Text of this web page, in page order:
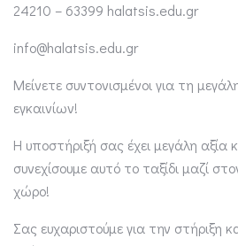
24210 – 63399 halatsis.edu.gr
info@halatsis.edu.gr
Μείνετε συντονισμένοι για τη
εγκαινίων!
Η υποστήριξή σας έχει μεγάλη αξία
συνεχίσουμε αυτό το ταξίδι μαζί
χώρο!
Σας ευχαριστούμε για την στήριξη